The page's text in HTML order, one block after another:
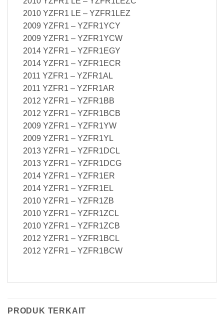
2010 YZFR1 LE – YZFR1LEZ
2009 YZFR1 – YZFR1YCY
2009 YZFR1 – YZFR1YCW
2014 YZFR1 – YZFR1EGY
2014 YZFR1 – YZFR1ECR
2011 YZFR1 – YZFR1AL
2011 YZFR1 – YZFR1AR
2012 YZFR1 – YZFR1BB
2012 YZFR1 – YZFR1BCB
2009 YZFR1 – YZFR1YW
2009 YZFR1 – YZFR1YL
2013 YZFR1 – YZFR1DCL
2013 YZFR1 – YZFR1DCG
2014 YZFR1 – YZFR1ER
2014 YZFR1 – YZFR1EL
2010 YZFR1 – YZFR1ZB
2010 YZFR1 – YZFR1ZCL
2010 YZFR1 – YZFR1ZCB
2012 YZFR1 – YZFR1BCL
2012 YZFR1 – YZFR1BCW
PRODUK TERKAIT